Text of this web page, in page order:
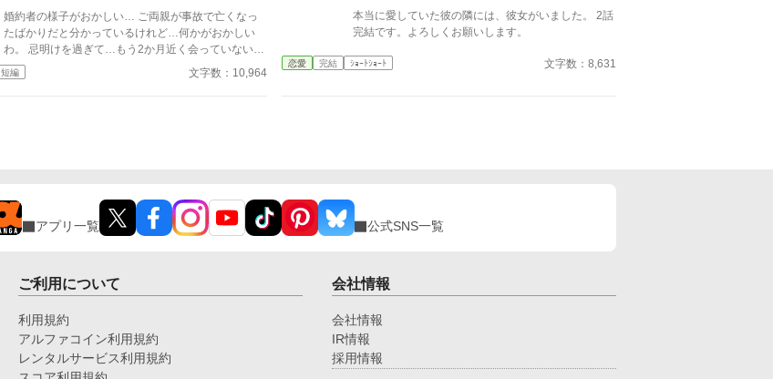
になり、街が魔物に囲まれた事でルークはシャーロッ
トを連れ戻そうとするが… 設定ゆるゆるの、架空の
世界のお話です。 全15話で完結になります。
婚約者の様子がおかしい… ご両親が事故で亡くなっ
たばかりだと分かっているけれど…何かがおかしい
わ。 忌明けを過ぎて…もう2か月近く会っていない
し。 だから私は婚約者を尾行した。 するとそこで目
にしたのは、婚約者そっくりの小さな男の子と美しい
短編 文字数：10,964
本当に愛していた彼の隣には、彼女がいました。 2話
完結です。よろしくお願いします。
恋愛 完結 ｼｮｰﾄｼｮｰﾄ 文字数：8,631
アプリ一覧 公式SNS一覧
ご利用について
利用規約
アルファコイン利用規約
レンタルサービス利用規約
会社情報
会社情報
IR情報
採用情報